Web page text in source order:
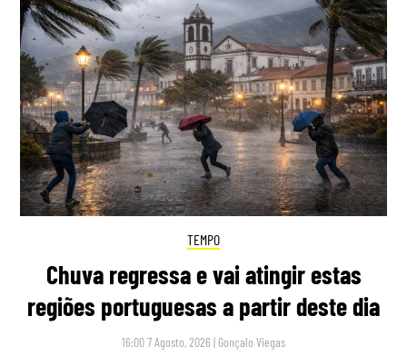
TEMPO
Chuva regressa e vai atingir estas
regiões portuguesas a partir deste dia
16:00 7 Agosto, 2026 | Gonçalo Viegas